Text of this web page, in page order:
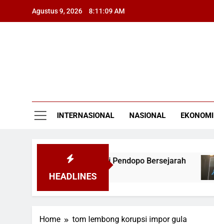
Agustus 9, 2026 8:11:09 AM
INTERNASIONAL NASIONAL EKONOMI
HEADLINES
Bendera Pusaka dari Pendopo Bersejarah
Home tom lembong korupsi impor gula